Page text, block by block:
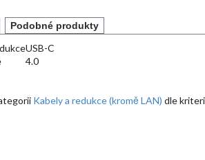
Podobné produkty
USB-C
4.0
Kabely a redukce (kromě LAN) dle